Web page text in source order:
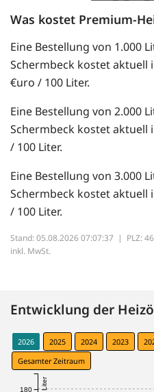
Was kostet Premium-
Eine Bestellung von 1.000
Schermbeck kostet aktuell
€uro / 100 Liter.
Eine Bestellung von 2.000
Schermbeck kostet aktuell
/ 100 Liter.
Eine Bestellung von 3.000
Schermbeck kostet aktuell
/ 100 Liter.
Stand: 05.08.2026 07:07:37 | PLZ:
inkl. MwSt.
Entwicklung der
2026 2025 2024 2023
Gesamter Zeitraum
180